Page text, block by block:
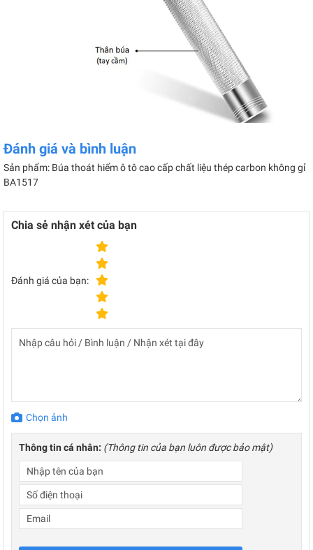
Đánh giá và bình luận
Sản phẩm: Búa thoát hiểm ô tô cao cấp chất liệu thép carbon không gỉ
BA1517
Chia sẻ nhận xét của bạn
Đánh giá của bạn:
Chọn ảnh
Thông tin cá nhân: (Thông tin của bạn luôn được bảo mật)